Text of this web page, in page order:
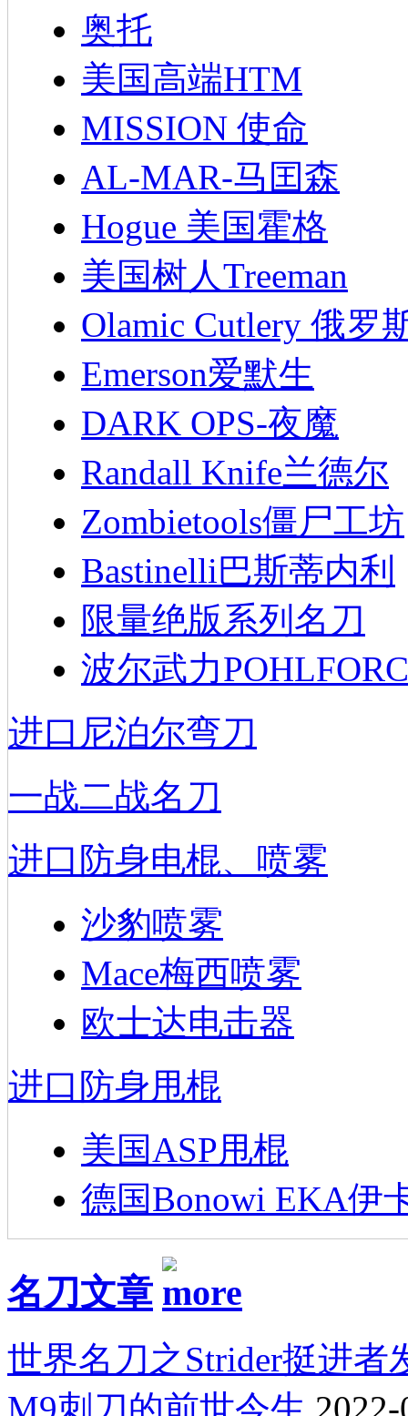
奥托
美国高端HTM
MISSION 使命
AL-MAR-马囯森
Hogue 美国霍格
美国树人Treeman
Olamic Cutlery 俄罗
Emerson爱默生
DARK OPS-夜魔
Randall Knife兰德尔
Zombietools僵尸工坊
Bastinelli巴斯蒂内利
限量绝版系列名刀
波尔武力
进口尼泊尔弯刀
一战二战名刀
进口防身电棍、喷雾
沙豹喷雾
Mace梅西喷雾
欧士达电击器
进口防身甩棍
美国ASP甩棍
德国Bonowi EKA伊
名刀文章
世界名刀之Strider挺进者
M9刺刀的前世今生